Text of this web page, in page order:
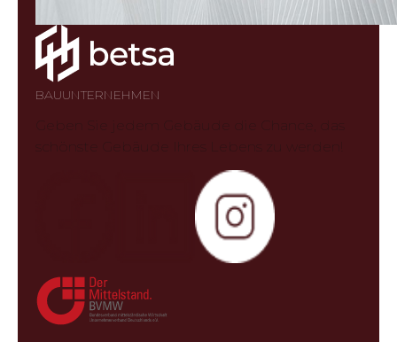
BAUUNTERNEHMEN
Geben Sie jedem Gebäude die Chance, das
schönste Gebäude Ihres Lebens zu werden!